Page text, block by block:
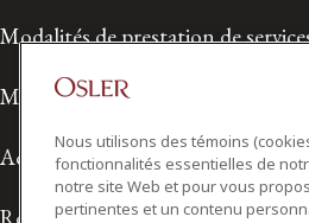
Modalités de prestation de
Modalités d'utilisation
Accessibilité
Nous utilisons des témoins
fonctionnalités essentielles de
notre site Web et pour vous
pertinentes et un contenu